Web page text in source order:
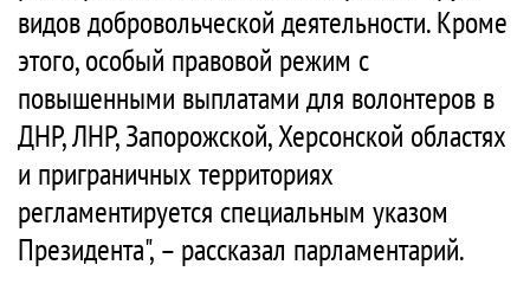
видов добровольческой деятельности. Кроме
этого, особый правовой режим с
повышенными выплатами для волонтеров в
ДНР, ЛНР, Запорожской, Херсонской областях
и приграничных территориях
регламентируется специальным указом
Президента", – рассказал парламентарий.